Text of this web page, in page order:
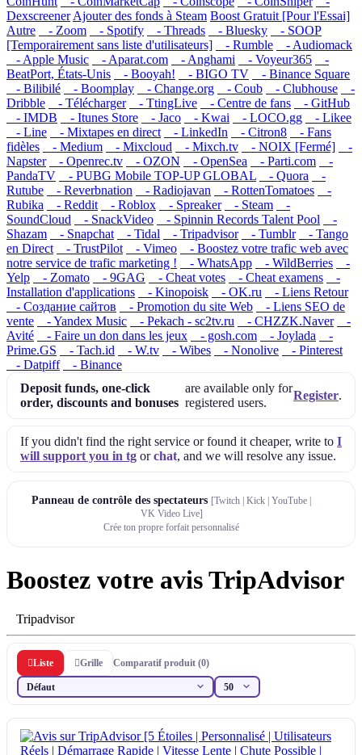
Dexscreener Ajouter des fonds à Steam Boost Gratuit [Pour l'Essai]
Autre
- Zoom - Spotify - Threads - Bluesky
- SOOP
[Temporairement sans liste d'utilisateurs]
- Rumble
- Audiomack
- Apple Music
- Aparat.com - Anghami - Voyeur365
-
BeatPort, États-Unis
- Booyah! - BIGO TV
- Binance Square
- Bilibilé
- Boomplay - Change.org - Coub - Clubhouse
-
Dribble
- Télécharger - TtingLive - Centre de fans
- GitHub
- IMDB
- Itunes Store - Jaco - Kwai - LOCO.gg
- Likee
- Line
- Mixtapes en direct - LinkedIn - Citron8
- Fans
fidèles
- Medium - Mixcloud - Mixch.tv - NOIX [Fermé]
-
Napster
- Openrec.tv - OZON - OpenSea - Parti.com
-
PandaTV
- PUBG Mobile TOP-UP GLOBAL - Quora
-
Rutube
- Reverbnation - Radiojavan - RottenTomatoes
-
Rubika
- Reddit - Roblox - Spreaker - Steam
-
SoundCloud
- SnackVideo - Spinnin Records Talent Pool
-
Shazam
- Snapchat - Tidal - Tripadvisor - Tumblr
- Tango
en Direct
- TrustPilot - Vimeo
- Boostez votre trafic web avec
notre service de trafic marketing !
- WhatsApp - WildBerries
-
Yelp
- Zomato - 9GAG - Cheat votes - Cheat examens
-
Installation d'applications
- Kinopoisk - OK.ru
- Liens Retour
- Создание сайтов
- Promotion du site Web
- Liens SEO de
vente
- Yandex Music - Pekach - sc2tv.ru - CHZZK.Naver
-
Avité
- Faire un don dans les jeux - gosh.com - Joylada
-
Prime.GS
- Tach.id - W.tv - Wibes - Nonolive
- Pinterest
- Datpiff
- Binance
Deposit funds, one-click
order, discounts and bonuses
are available only for
registered users.
Register.
If you didn't find the right service or found it cheaper, write to I
will support you in tg orchat, and we will resolve any issue.
Panneau de contrôle des spectateurs [Twitch | Kick | YouTube |
VK Video Live]
Crée ton propre forfait personnalisé
Boostez votre avis TripAdvisor
Tripadvisor
Liste Grille Comparatif produit (0)